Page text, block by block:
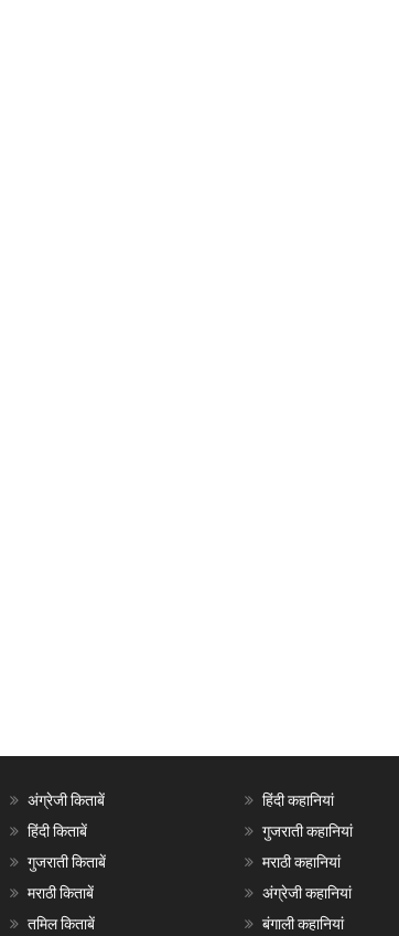
अंग्रेजी किताबें
हिंदी किताबें
गुजराती किताबें
मराठी किताबें
तमिल किताबें
हिंदी कहानियां
गुजराती कहानियां
मराठी कहानियां
अंग्रेजी कहानियां
बंगाली कहानियां